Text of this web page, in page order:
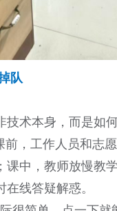
队
术本身，而是如
前，工作人员和志
课中，教师放慢教
线答疑解惑。